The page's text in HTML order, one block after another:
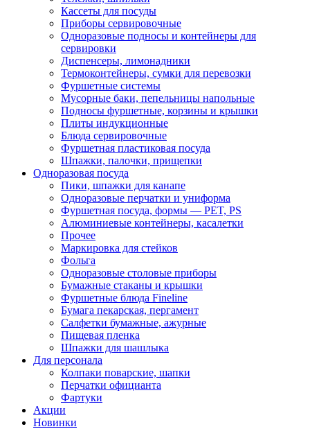
Кассеты для посуды
Приборы сервировочные
Одноразовые подносы и контейнеры для
сервировки
Диспенсеры, лимонадники
Термоконтейнеры, сумки для перевозки
Фуршетные системы
Мусорные баки, пепельницы напольные
Подносы фуршетные, корзины и крышки
Плиты индукционные
Блюда сервировочные
Фуршетная пластиковая посуда
Шпажки, палочки, прищепки
Одноразовая посуда
Пики, шпажки для канапе
Одноразовые перчатки и униформа
Фуршетная посуда, формы — PET, PS
Алюминиевые контейнеры, касалетки
Прочее
Маркировка для стейков
Фольга
Одноразовые столовые приборы
Бумажные стаканы и крышки
Фуршетные блюда Fineline
Бумага пекарская, пергамент
Салфетки бумажные, ажурные
Пищевая пленка
Шпажки для шашлыка
Для персонала
Колпаки поварские, шапки
Перчатки официанта
Фартуки
Акции
Новинки